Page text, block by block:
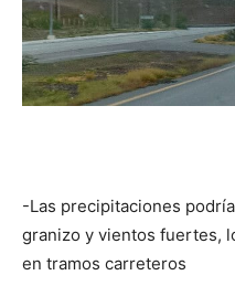
-Las precipitaciones
granizo y vientos fuertes,
en tramos carreteros